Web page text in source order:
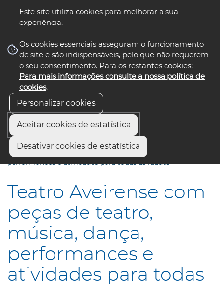
Este site utiliza cookies para melhorar a sua
experiência.
Os cookies essenciais asseguram o funcionamento
do site e são indispensáveis, pelo que não requerem
o seu consentimento. Para os restantes cookies:
Para mais informações consulte a nossa política de
cookies.
Personalizar cookies
Aceitar cookies de estatística
Desativar cookies de estatística
nos select language
Início
Teatro Aveirense com peças de teatro, música, dança,
performances e atividades para todas as idades
Teatro Aveirense com
peças de teatro,
música, dança,
performances e
atividades para todas